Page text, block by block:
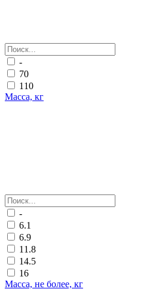
-
70
110
Масса, кг
-
6.1
6.9
11.8
14.5
16
Масса, не более, кг